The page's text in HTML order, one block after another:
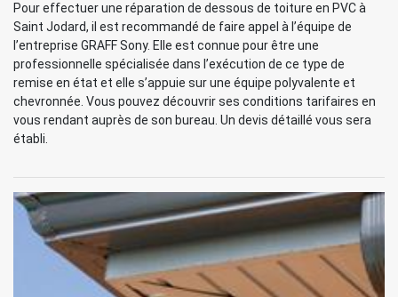
Pour effectuer une réparation de dessous de toiture en PVC à
Saint Jodard, il est recommandé de faire appel à l’équipe de
l’entreprise GRAFF Sony. Elle est connue pour être une
professionnelle spécialisée dans l’exécution de ce type de
remise en état et elle s’appuie sur une équipe polyvalente et
chevronnée. Vous pouvez découvrir ses conditions tarifaires en
vous rendant auprès de son bureau. Un devis détaillé vous sera
établi.